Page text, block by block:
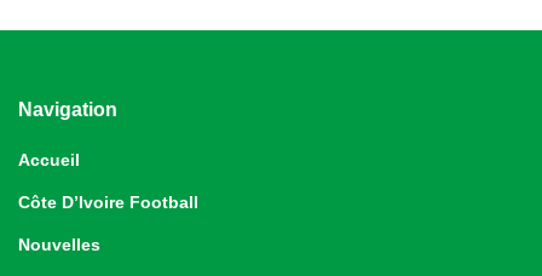
Navigation
Accueil
Côte D’Ivoire Football
Nouvelles